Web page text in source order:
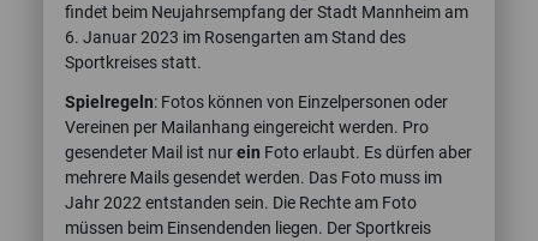
findet beim Neujahrsempfang der Stadt Mannheim am
6. Januar 2023 im Rosengarten am Stand des
Sportkreises statt.
Spielregeln: Fotos können von Einzelpersonen oder
Vereinen per Mailanhang eingereicht werden. Pro
gesendeter Mail ist nurein Foto erlaubt. Es dürfen aber
mehrere Mails gesendet werden. Das Foto muss im
Jahr 2022 entstanden sein. Die Rechte am Foto
müssen beim Einsendenden liegen. Der Sportkreis